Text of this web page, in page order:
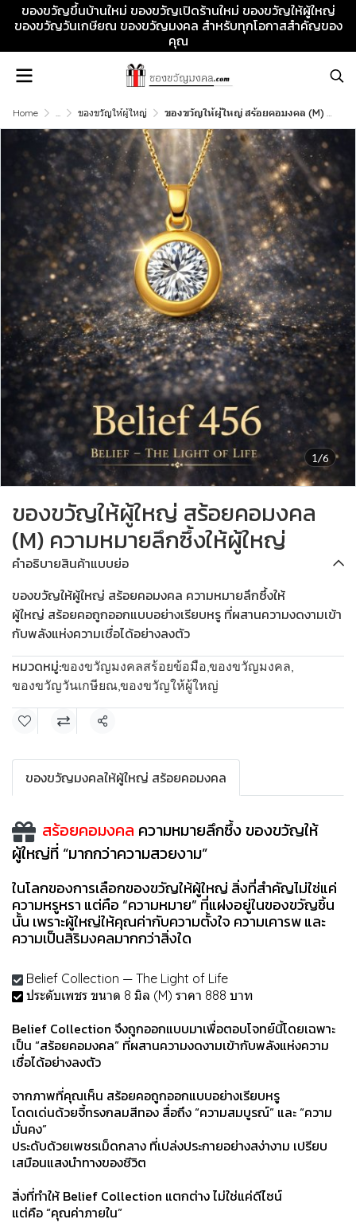
ของขวัญขึ้นบ้านใหม่ ของขวัญเปิดร้านใหม่ ของขวัญให้ผู้ใหญ่
ของขวัญวันเกษียณ ของขวัญมงคล สำหรับทุกโอกาสสำคัญของ
คุณ
Home ... ของขวัญให้ผู้ใหญ่ ของขวัญให้ผู้ใหญ่ สร้อยคอมงคล (M) ความหมายลึกซึ้งให้ผู้ใหญ่
1/6
ของขวัญให้ผู้ใหญ่ สร้อยคอมงคล
(M) ความหมายลึกซึ้งให้ผู้ใหญ่
คำอธิบายสินค้าแบบย่อ
ของขวัญให้ผู้ใหญ่ สร้อยคอมงคล ความหมายลึกซึ้งให้
ผู้ใหญ่ สร้อยคอถูกออกแบบอย่างเรียบหรู ที่ผสานความงดงามเข้า
กับพลังแห่งความเชื่อได้อย่างลงตัว
หมวดหมู่:ของขวัญมงคลสร้อยข้อมือ,ของขวัญมงคล,
ของขวัญวันเกษียณ,ของขวัญให้ผู้ใหญ่
แชร์
ของขวัญมงคลให้ผู้ใหญ่ สร้อยคอมงคล
สร้อยคอมงคล ความหมายลึกซึ้ง ของขวัญให้
ผู้ใหญ่ที่ “มากกว่าความสวยงาม”
ในโลกของการเลือกของขวัญให้ผู้ใหญ่ สิ่งที่สำคัญไม่ใช่แค่
ความหรูหรา แต่คือ “ความหมาย” ที่แฝงอยู่ในของขวัญชิ้น
นั้น เพราะผู้ใหญ่ให้คุณค่ากับความตั้งใจ ความเคารพ และ
ความเป็นสิริมงคลมากกว่าสิ่งใด
Belief Collection — The Light of Life
ประดับเพชร ขนาด 8 มิล (M) ราคา 888 บาท
Belief Collection จึงถูกออกแบบมาเพื่อตอบโจทย์นี้โดยเฉพาะ
เป็น “สร้อยคอมงคล” ที่ผสานความงดงามเข้ากับพลังแห่งความ
เชื่อได้อย่างลงตัว
จากภาพที่คุณเห็น สร้อยคอถูกออกแบบอย่างเรียบหรู
โดดเด่นด้วยจี้ทรงกลมสีทอง สื่อถึง “ความสมบูรณ์” และ “ความ
มั่นคง”
ประดับด้วยเพชรเม็ดกลาง ที่เปล่งประกายอย่างสง่างาม เปรียบ
เสมือนแสงนำทางของชีวิต
สิ่งที่ทำให้ Belief Collection แตกต่าง ไม่ใช่แค่ดีไซน์
แต่คือ “คุณค่าภายใน”